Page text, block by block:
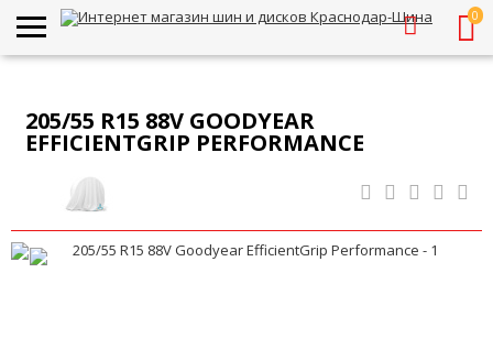
0
205/55 R15 88V GOODYEAR
EFFICIENTGRIP PERFORMANCE